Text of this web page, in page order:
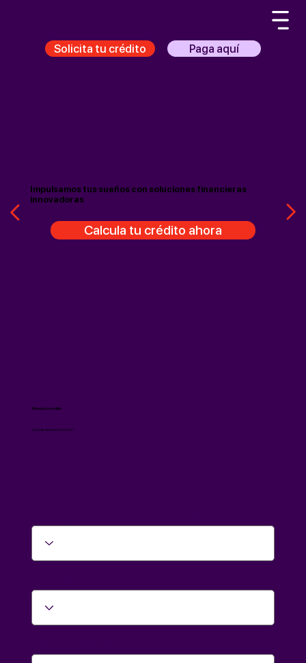
Solicita tu crédito Paga aquí
Impulsamos tus sueños con soluciones financieras
innovadoras
Calcula tu crédito ahora
Simula tu crédito
¿Cuánto quieres financiar?